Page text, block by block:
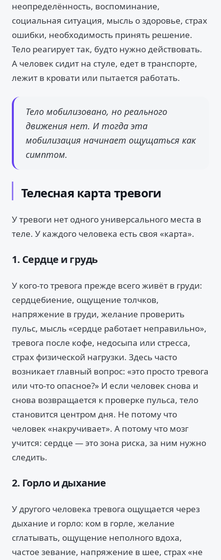
неопределённость, воспоминание,
социальная ситуация, мысль о здоровье, страх
ошибки, необходимость принять решение.
Тело реагирует так, будто нужно действовать.
А человек сидит на стуле, едет в транспорте,
лежит в кровати или пытается работать.
Тело мобилизовано, но реального
движения нет. И тогда эта
мобилизация начинает ощущаться как
симптом.
Телесная карта тревоги
У тревоги нет одного универсального места в
теле. У каждого человека есть своя «карта».
1. Сердце и грудь
У кого-то тревога прежде всего живёт в груди:
сердцебиение, ощущение толчков,
напряжение в груди, желание проверить
пульс, мысль «сердце работает неправильно»,
тревога после кофе, недосыпа или стресса,
страх физической нагрузки. Здесь часто
возникает главный вопрос: «это просто тревога
или что-то опасное?» И если человек снова и
снова возвращается к проверке пульса, тело
становится центром дня. Не потому что
человек «накручивает». А потому что мозг
учится: сердце — это зона риска, за ним нужно
следить.
2. Горло и дыхание
У другого человека тревога ощущается через
дыхание и горло: ком в горле, желание
сглатывать, ощущение неполного вдоха,
частое зевание, напряжение в шее, страх «не